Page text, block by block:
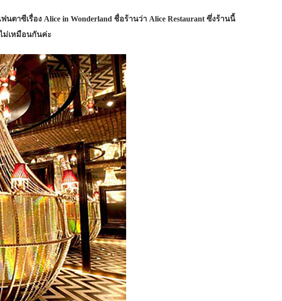
ซีเรื่อง Alice in Wonderland ชื่อร้านว่า Alice Restaurant ซึ่งร้านนี้
ม่เหมือนกันค่ะ